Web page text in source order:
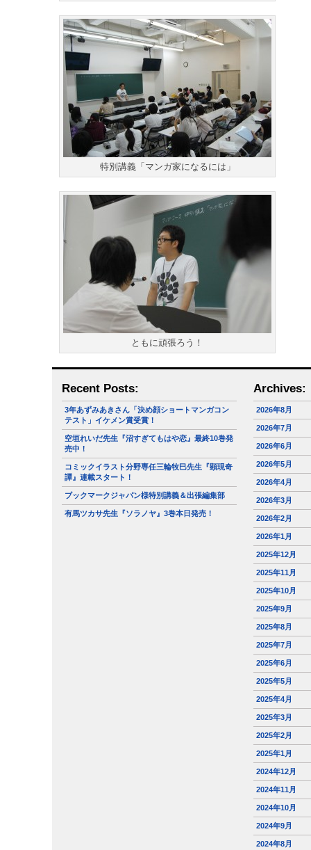
特別講義「マンガ家になるには」
ともに頑張ろう！
Recent Posts:
3年あずみあきさん「決め顔ショートマンガコン
テスト」イケメン賞受賞！
空垣れいだ先生『沼すぎてもはや恋』最終10巻発
売中！
コミックイラスト分野専任三輪牧巳先生『顕現奇
譚』連載スタート！
ブックマークジャパン様特別講義＆出張編集部
有馬ツカサ先生『ソラノヤ』3巻本日発売！
Archives:
2026年8月
2026年7月
2026年6月
2026年5月
2026年4月
2026年3月
2026年2月
2026年1月
2025年12月
2025年11月
2025年10月
2025年9月
2025年8月
2025年7月
2025年6月
2025年5月
2025年4月
2025年3月
2025年2月
2025年1月
2024年12月
2024年11月
2024年10月
2024年9月
2024年8月